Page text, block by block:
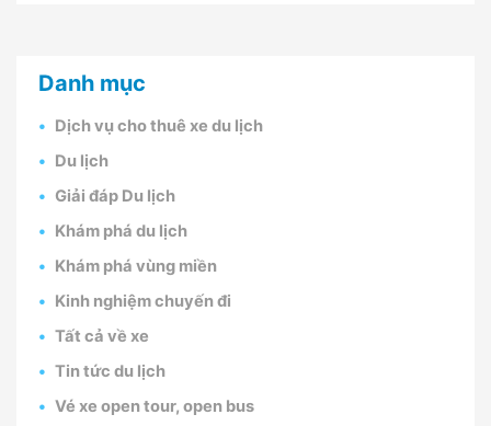
Danh mục
Dịch vụ cho thuê xe du lịch
Du lịch
Giải đáp Du lịch
Khám phá du lịch
Khám phá vùng miền
Kinh nghiệm chuyến đi
Tất cả về xe
Tin tức du lịch
Vé xe open tour, open bus